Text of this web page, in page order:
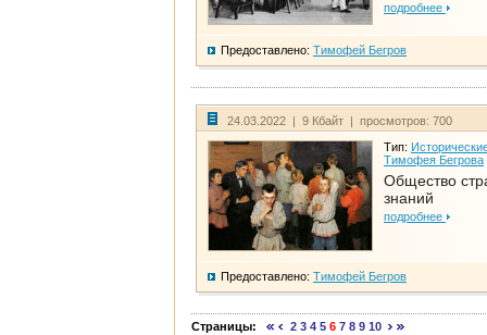
подробнее
Предоставлено: Тимофей Бегров
24.03.2022 | 9 Кбайт | просмотров: 700
Тип:
Тимофея Бегрова
Общество
знаний
подробнее
Предоставлено: Тимофей Бегров
Страницы: 2 3 4 5 6 7 8 9 10